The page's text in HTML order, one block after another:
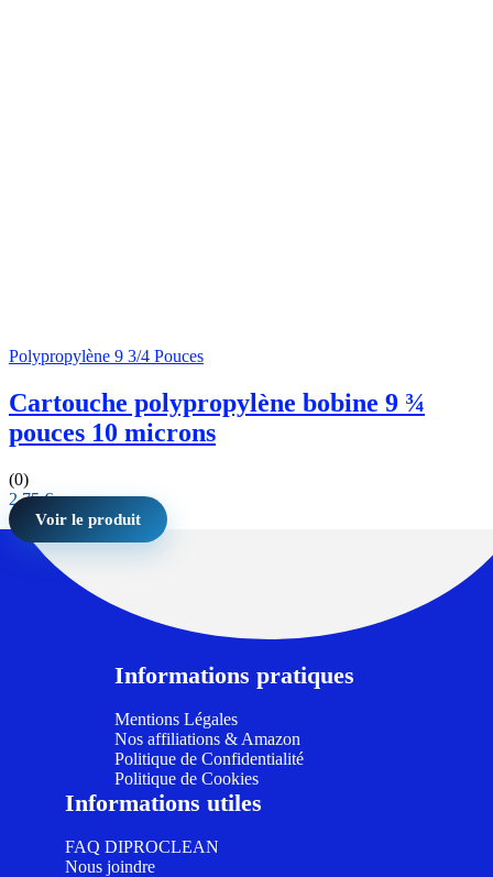
Polypropylène 9 3/4 Pouces
Cartouche polypropylène bobine 9 ¾
pouces 10 microns
(0)
2,75€
Voir le produit
Informations pratiques
Mentions Légales
Nos affiliations & Amazon
Politique de Confidentialité
Politique de Cookies
Informations utiles
FAQ DIPROCLEAN
Nous joindre